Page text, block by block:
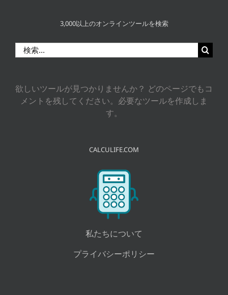
3,000以上のオンラインツールを検索
索
欲しいツールが見つかりませんか？ どのページでもコ
メントを残してください。必要なツールを作成しま
す。
CALCULIFE.COM
私たちについて
プライバシーポリシー